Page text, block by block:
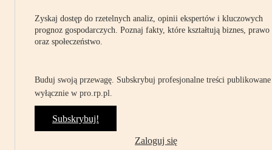
Zyskaj dostęp do rzetelnych analiz, opinii ekspertów i kluczowych
prognoz gospodarczych. Poznaj fakty, które kształtują biznes, prawo
oraz społeczeństwo.
Buduj swoją przewagę. Subskrybuj profesjonalne treści publikowane
wyłącznie w pro.rp.pl.
Subskrybuj!
Zaloguj się